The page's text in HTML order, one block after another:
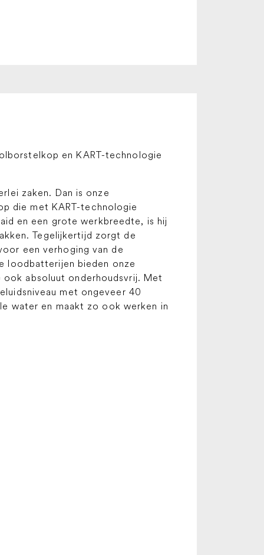
en KART-technologie
zaken. Dan is onze
die met KART-technologie
en een grote werkbreedte, is hij
Tegelijkertijd zorgt de
een verhoging van de
loodbatterijen bieden onze
absoluut onderhoudsvrij. Met
met ongeveer 40
water en maakt zo ook werken in